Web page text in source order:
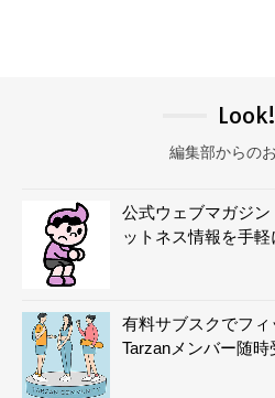
Look!
編集部からの
公式ウェブマガジン
ットネス情報を手軽
有料サブスクでフ
Tarzanメンバー随時